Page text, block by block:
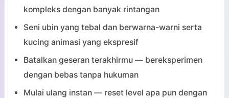
kompleks dengan banyak rintangan
Seni ubin yang tebal dan berwarna-warni serta
kucing animasi yang ekspresif
Batalkan geseran terakhirmu — bereksperimen
dengan bebas tanpa hukuman
Mulai ulang instan — reset level apa pun dengan